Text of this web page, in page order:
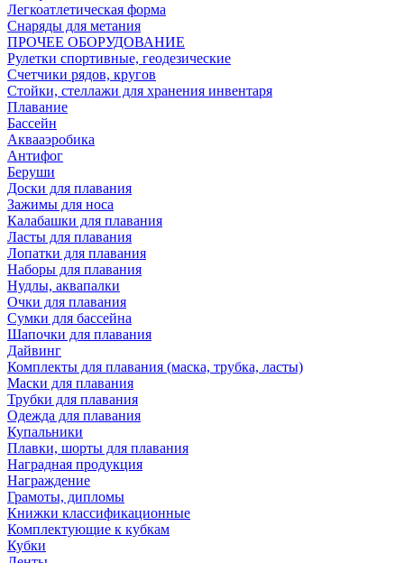
Легкоатлетическая форма
Снаряды для метания
ПРОЧЕЕ ОБОРУДОВАНИЕ
Рулетки спортивные, геодезические
Счетчики рядов, кругов
Стойки, стеллажи для хранения инвентаря
Плавание
Бассейн
Аквааэробика
Антифог
Беруши
Доски для плавания
Зажимы для носа
Калабашки для плавания
Ласты для плавания
Лопатки для плавания
Наборы для плавания
Нудлы, аквапалки
Очки для плавания
Сумки для бассейна
Шапочки для плавания
Дайвинг
Комплекты для плавания (маска, трубка, ласты)
Маски для плавания
Трубки для плавания
Одежда для плавания
Купальники
Плавки, шорты для плавания
Наградная продукция
Награждение
Грамоты, дипломы
Книжки классификационные
Комплектующие к кубкам
Кубки